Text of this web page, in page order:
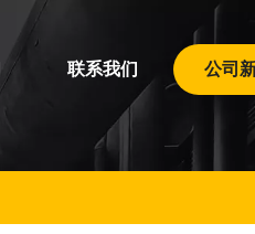
联系我们 公司
防爆软管的加热冷却
防爆软管铁素体不锈钢这类钢